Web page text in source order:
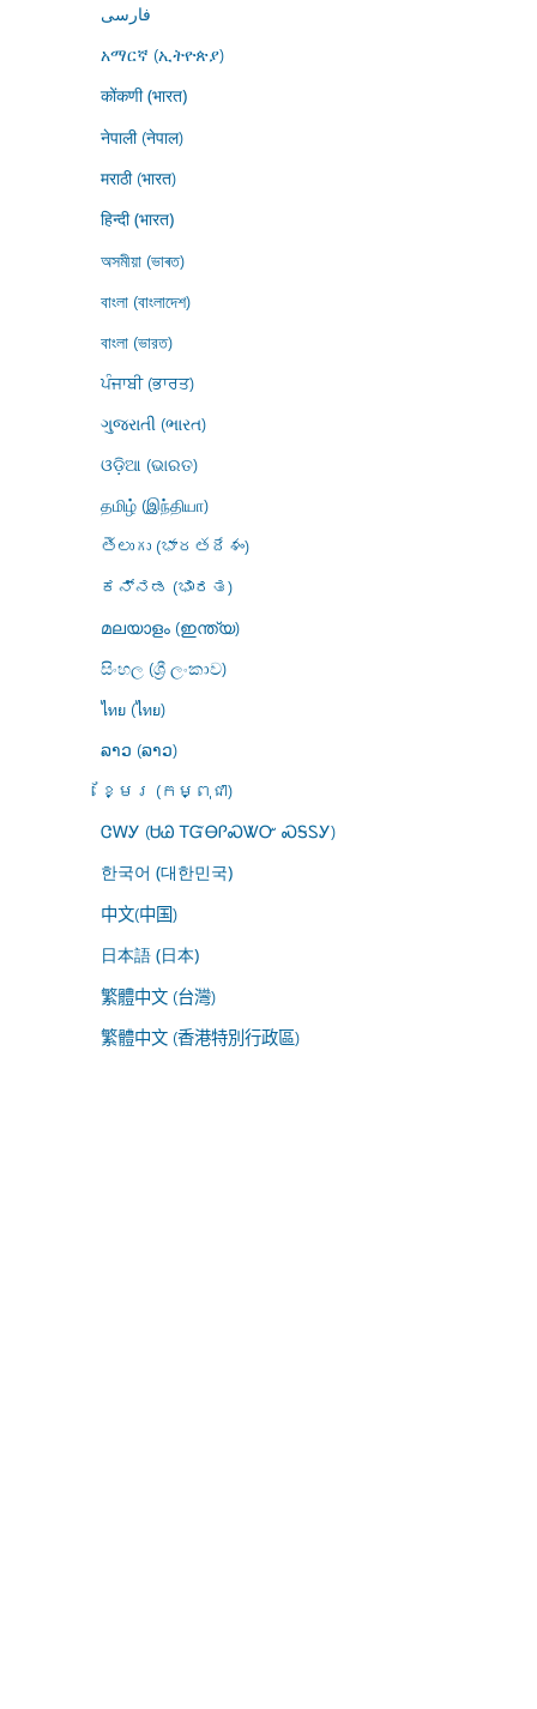
فارسى
አማርኛ (ኢትዮጵያ)
कोंकणी (भारत)
नेपाली (नेपाल)
मराठी (भारत)
हिन्दी (भारत)
অসমীয়া (ভাৰত)
বাংলা (বাংলাদেশ)
বাংলা (ভারত)
ਪੰਜਾਬੀ (ਭਾਰਤ)
ગુજરાતી (ભારત)
ଓଡ଼ିଆ (ଭାରତ)
தமிழ் (இந்தியா)
తెలుగు (భారతదేశం)
ಕನ್ನಡ (ಭಾರತ)
മലയാളം (ഇന്ത്യ)
සිංහල (ශ්‍රී ලංකාව)
ไทย (ไทย)
ລາວ (ລາວ)
ខ្មែរ (កម្ពុជា)
ᏣᎳᎩ (ᏌᏊ ᎢᏳᎾᎵᏍᏔᏅ ᏍᎦᏚᎩ)
한국어 (대한민국)
中文(中国)
日本語 (日本)
繁體中文 (台灣)
繁體中文 (香港特別行政區)